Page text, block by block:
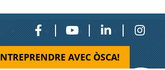
AVEC ÒSCA!